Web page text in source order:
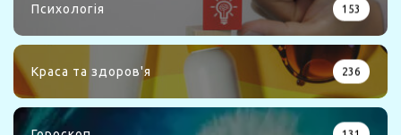
Психологія 153
Краса та здоров'я 236